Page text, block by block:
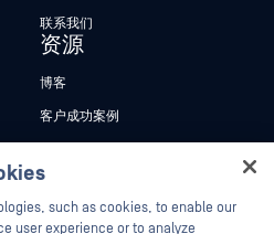
联系我们
资源
博客
客户成功案例
新闻报道
活动
such as cookies, to enable our
user experience or to analyze
your OPSWAT virtual assistant.